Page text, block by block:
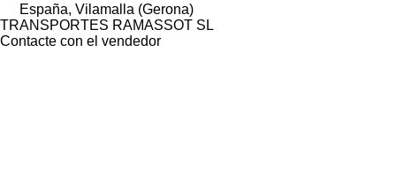
España, Vilamalla (Gerona)
TRANSPORTES RAMASSOT SL
Contacte con el vendedor